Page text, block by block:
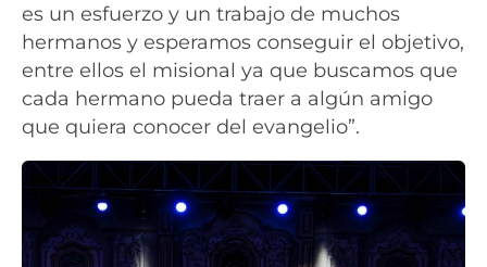
es un esfuerzo y un trabajo de muchos
hermanos y esperamos conseguir el objetivo,
entre ellos el misional ya que buscamos que
cada hermano pueda traer a algún amigo
que quiera conocer del evangelio”.